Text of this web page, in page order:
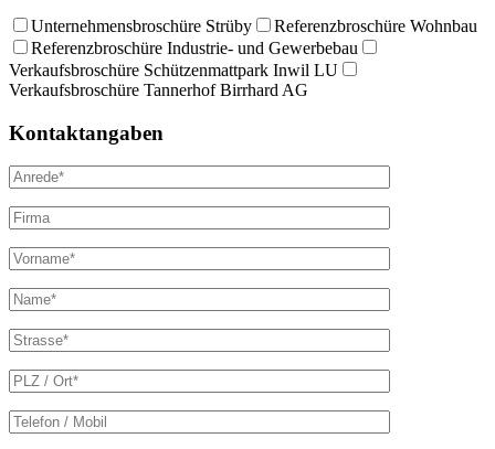
Unternehmensbroschüre Strüby
Referenzbroschüre Wohnbau
Referenzbroschüre Industrie- und Gewerbebau
Verkaufsbroschüre Schützenmattpark Inwil LU
Verkaufsbroschüre Tannerhof Birrhard AG
Kontaktangaben